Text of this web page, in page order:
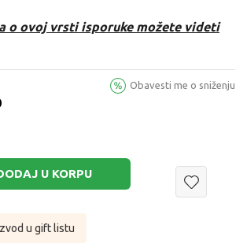
o ovoj vrsti isporuke možete videti
Obavesti me o sniženju
U KORPU
u gift listu